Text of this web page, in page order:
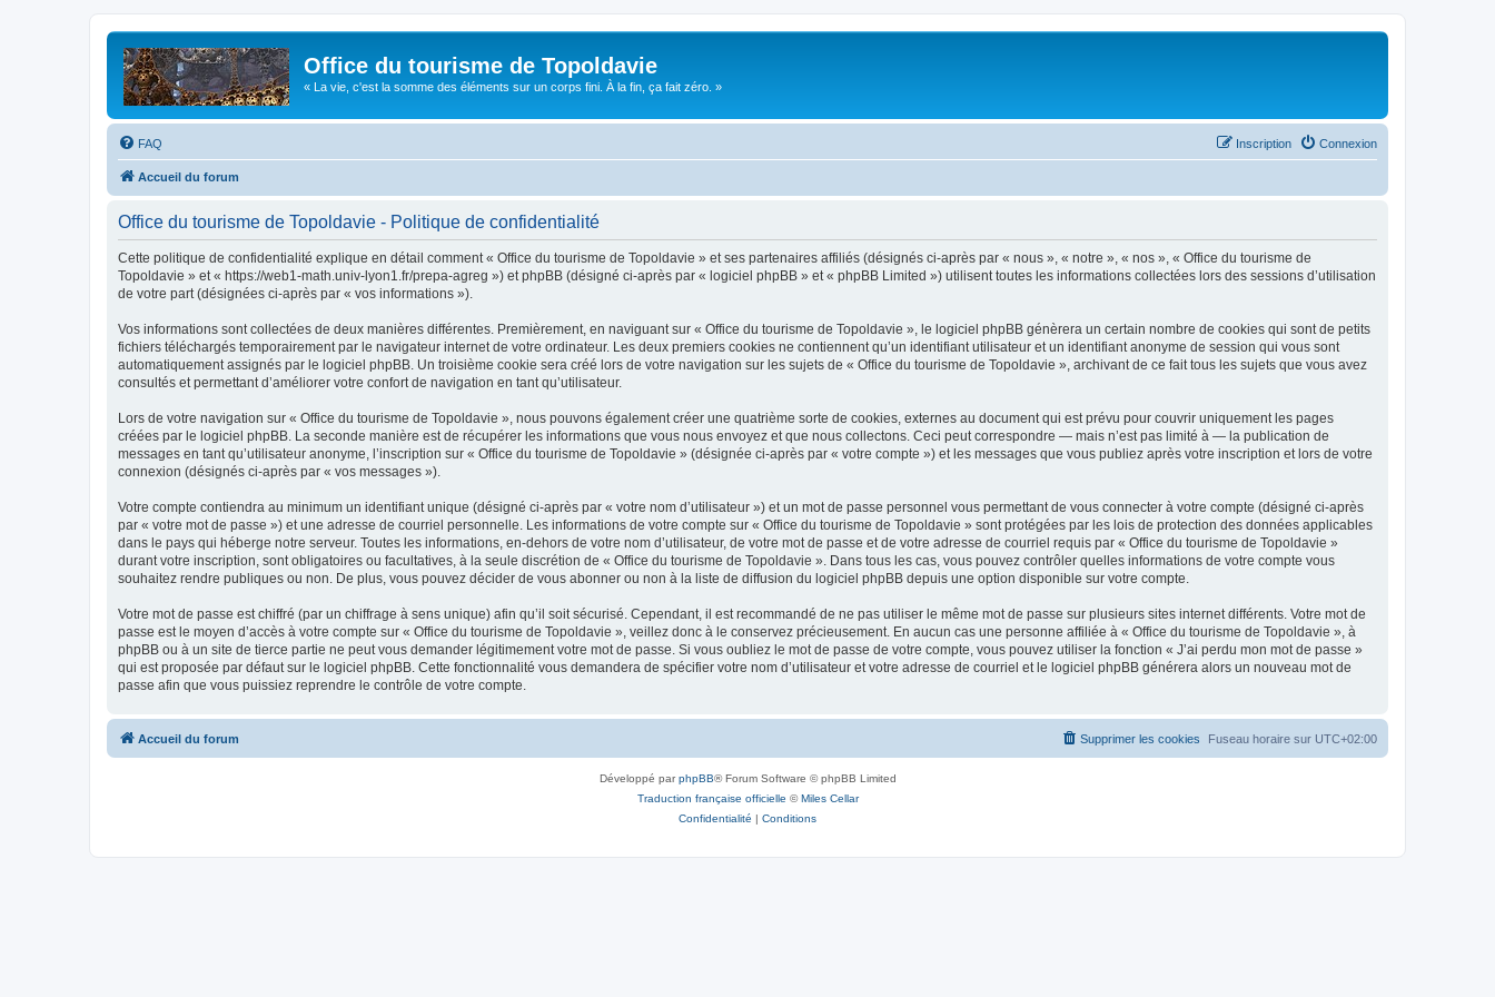
Office du tourisme de Topoldavie
« La vie, c'est la somme des éléments sur un corps fini. À la fin, ça fait zéro. »
FAQ Connexion
Inscription
Accueil du forum
Office du tourisme de Topoldavie - Politique de confidentialité
Cette politique de confidentialité explique en détail comment « Office du tourisme de Topoldavie » et ses partenaires affiliés (désignés ci-après par « nous », « notre », « nos », « Office du tourisme de
Topoldavie » et « https://web1-math.univ-lyon1.fr/prepa-agreg ») et phpBB (désigné ci-après par « logiciel phpBB » et « phpBB Limited ») utilisent toutes les informations collectées lors des sessions d’utilisation
de votre part (désignées ci-après par « vos informations »).
Vos informations sont collectées de deux manières différentes. Premièrement, en naviguant sur « Office du tourisme de Topoldavie », le logiciel phpBB génèrera un certain nombre de cookies qui sont de petits
fichiers téléchargés temporairement par le navigateur internet de votre ordinateur. Les deux premiers cookies ne contiennent qu’un identifiant utilisateur et un identifiant anonyme de session qui vous sont
automatiquement assignés par le logiciel phpBB. Un troisième cookie sera créé lors de votre navigation sur les sujets de « Office du tourisme de Topoldavie », archivant de ce fait tous les sujets que vous avez
consultés et permettant d’améliorer votre confort de navigation en tant qu’utilisateur.
Lors de votre navigation sur « Office du tourisme de Topoldavie », nous pouvons également créer une quatrième sorte de cookies, externes au document qui est prévu pour couvrir uniquement les pages
créées par le logiciel phpBB. La seconde manière est de récupérer les informations que vous nous envoyez et que nous collectons. Ceci peut correspondre — mais n’est pas limité à — la publication de
messages en tant qu’utilisateur anonyme, l’inscription sur « Office du tourisme de Topoldavie » (désignée ci-après par « votre compte ») et les messages que vous publiez après votre inscription et lors de votre
connexion (désignés ci-après par « vos messages »).
Votre compte contiendra au minimum un identifiant unique (désigné ci-après par « votre nom d’utilisateur ») et un mot de passe personnel vous permettant de vous connecter à votre compte (désigné ci-après
par « votre mot de passe ») et une adresse de courriel personnelle. Les informations de votre compte sur « Office du tourisme de Topoldavie » sont protégées par les lois de protection des données applicables
dans le pays qui héberge notre serveur. Toutes les informations, en-dehors de votre nom d’utilisateur, de votre mot de passe et de votre adresse de courriel requis par « Office du tourisme de Topoldavie »
durant votre inscription, sont obligatoires ou facultatives, à la seule discrétion de « Office du tourisme de Topoldavie ». Dans tous les cas, vous pouvez contrôler quelles informations de votre compte vous
souhaitez rendre publiques ou non. De plus, vous pouvez décider de vous abonner ou non à la liste de diffusion du logiciel phpBB depuis une option disponible sur votre compte.
Votre mot de passe est chiffré (par un chiffrage à sens unique) afin qu’il soit sécurisé. Cependant, il est recommandé de ne pas utiliser le même mot de passe sur plusieurs sites internet différents. Votre mot de
passe est le moyen d’accès à votre compte sur « Office du tourisme de Topoldavie », veillez donc à le conservez précieusement. En aucun cas une personne affiliée à « Office du tourisme de Topoldavie », à
phpBB ou à un site de tierce partie ne peut vous demander légitimement votre mot de passe. Si vous oubliez le mot de passe de votre compte, vous pouvez utiliser la fonction « J’ai perdu mon mot de passe »
qui est proposée par défaut sur le logiciel phpBB. Cette fonctionnalité vous demandera de spécifier votre nom d’utilisateur et votre adresse de courriel et le logiciel phpBB générera alors un nouveau mot de
passe afin que vous puissiez reprendre le contrôle de votre compte.
Accueil du forum Fuseau horaire sur UTC+02:00
Supprimer les cookies
Développé parphpBB® Forum Software © phpBB Limited
Traduction française officielle ©Miles Cellar
Confidentialité | Conditions